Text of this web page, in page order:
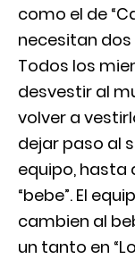
como el de
necesitan
Todos los
desvestir al
volver a
dejar paso al
equipo, hasta
“bebe”. El
cambien al
un tanto en